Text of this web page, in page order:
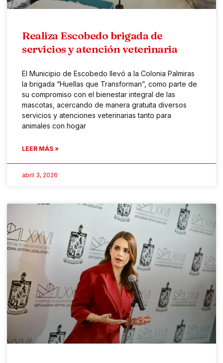
Realiza Escobedo brigada de
servicios y atención veterinaria
El Municipio de Escobedo llevó a la Colonia Palmiras
la brigada “Huellas que Transforman”, como parte de
su compromiso con el bienestar integral de las
mascotas, acercando de manera gratuita diversos
servicios y atenciones veterinarias tanto para
animales con hogar
LEER MÁS »
abril 3, 2026